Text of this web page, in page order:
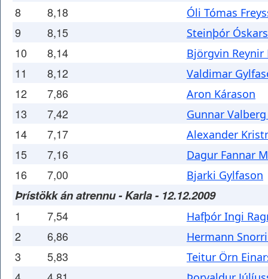
8 8,18 Óli Tómas
9 8,15 Steinþór
10 8,14 Björgvin Reynir
11 8,12 Valdimar
12 7,86 Aron Kárason
13 7,42 Gunnar
14 7,17 Alexander
15 7,16 Dagur Fannar
16 7,00 Bjarki Gylfason
Þrístökk án atrennu - Karla - 12.12.2009
1 7,54 Hafþór Ingi
2 6,86 Hermann
3 5,83 Teitur Örn